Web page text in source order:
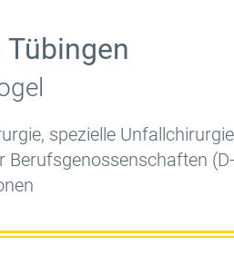
spezielle Unfallchirurgie
Berufsgenossenschaften